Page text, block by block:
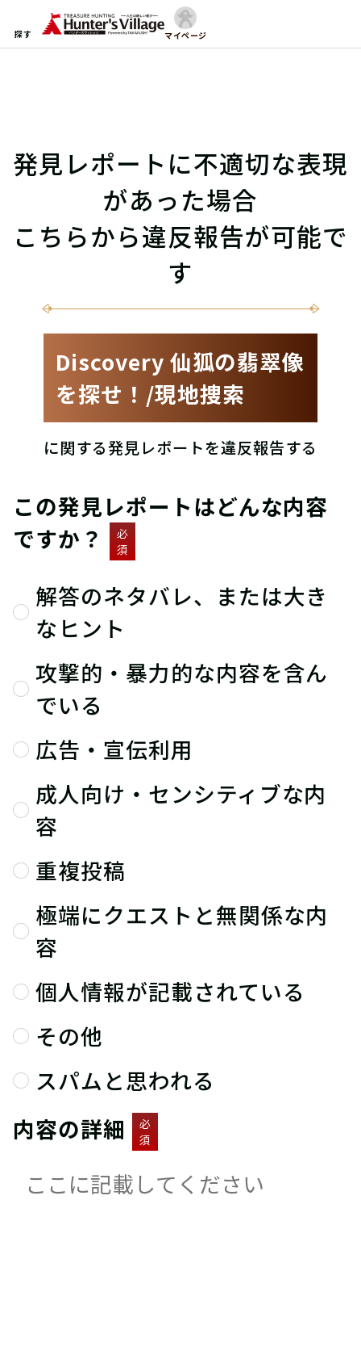
探す マイページ
発見レポートに不適切な表現
があった場合
こちらから違反報告が可能で
す
Discovery 仙狐の翡翠像
を探せ！/現地捜索
に関する発見レポートを違反報告する
この発見レポートはどんな内容
ですか？
必
須
解答のネタバレ、または大き
なヒント
攻撃的・暴力的な内容を含ん
でいる
広告・宣伝利用
成人向け・センシティブな内
容
重複投稿
極端にクエストと無関係な内
容
個人情報が記載されている
その他
スパムと思われる
内容の詳細
必
須